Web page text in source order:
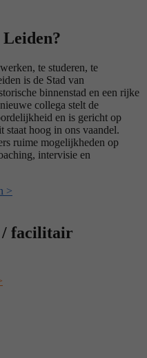
te studeren, te
is de Stad van
binnenstad en een rijke
collega stelt de
en is gericht op
staat hoog in ons vaandel.
ruime mogelijkheden op
intervisie en
>
/ facilitair